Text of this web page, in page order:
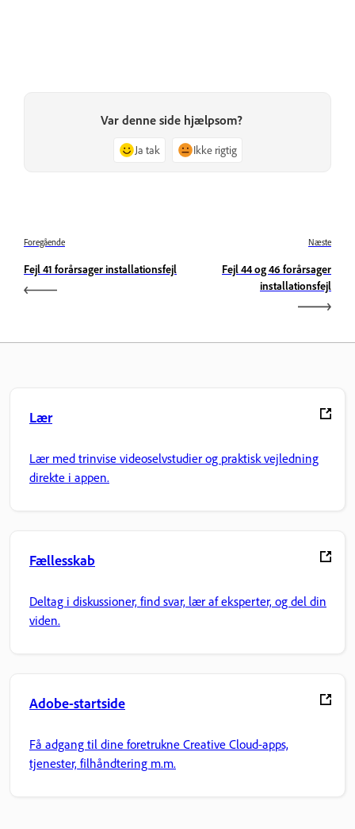
Var denne side hjælpsom?
Ja tak Ikke rigtig
Foregående
Fejl 41 forårsager installationsfejl
Næste
Fejl 44 og 46 forårsager
installationsfejl
Lær
Lær med trinvise videoselvstudier og praktisk vejledning
direkte i appen.
Fællesskab
Deltag i diskussioner, find svar, lær af eksperter, og del din
viden.
Adobe-startside
Få adgang til dine foretrukne Creative Cloud-apps,
tjenester, filhåndtering m.m.